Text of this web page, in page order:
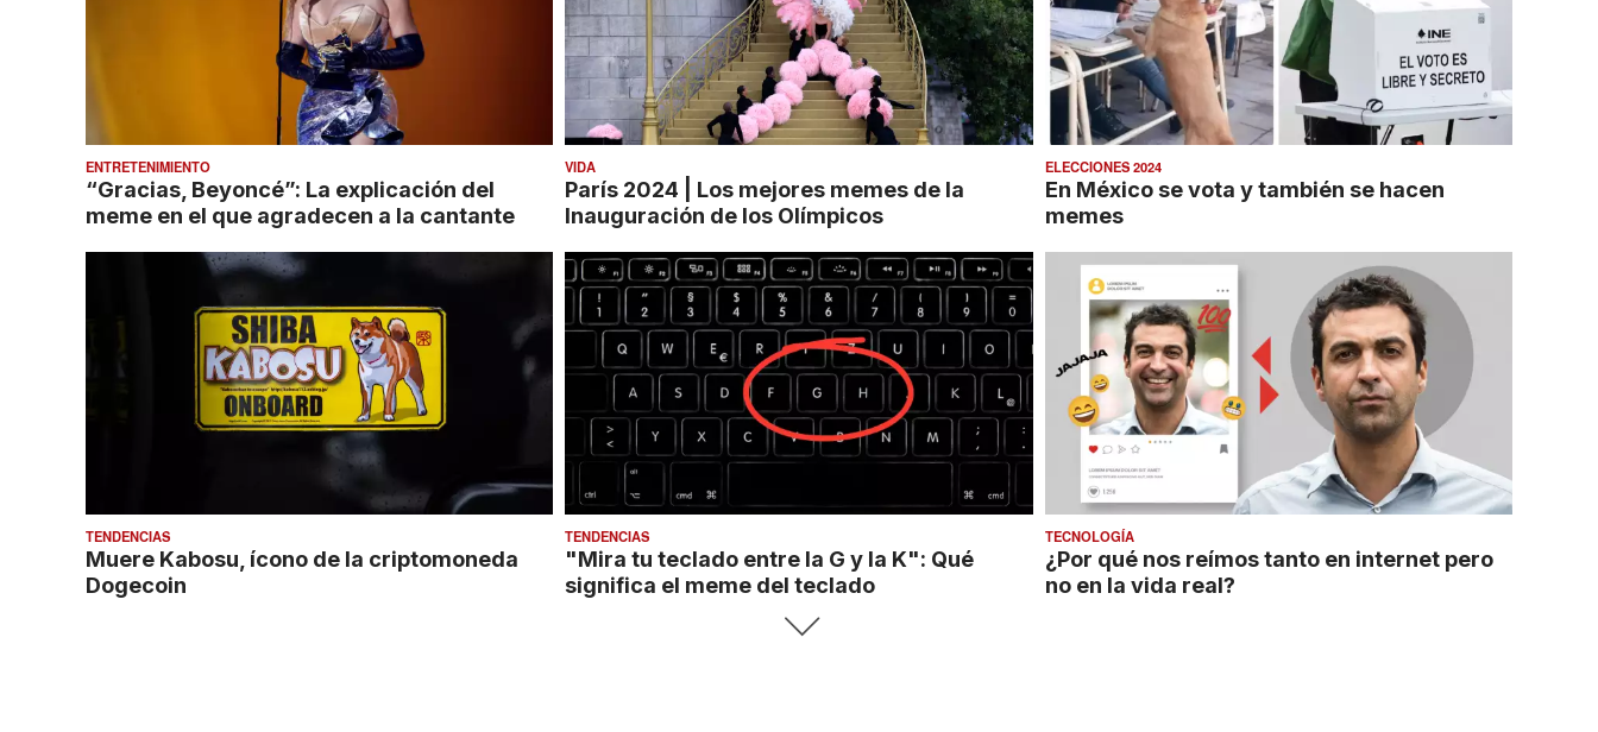
ENTRETENIMIENTO
“Gracias, Beyoncé”: La explicación del
meme en el que agradecen a la cantante
VIDA
París 2024 | Los mejores memes de la
Inauguración de los Olímpicos
ELECCIONES 2024
En México se vota y también se hacen
memes
TENDENCIAS
Muere Kabosu, ícono de la criptomoneda
Dogecoin
TENDENCIAS
"Mira tu teclado entre la G y la K": Qué
significa el meme del teclado
TECNOLOGÍA
¿Por qué nos reímos tanto en internet pero
no en la vida real?